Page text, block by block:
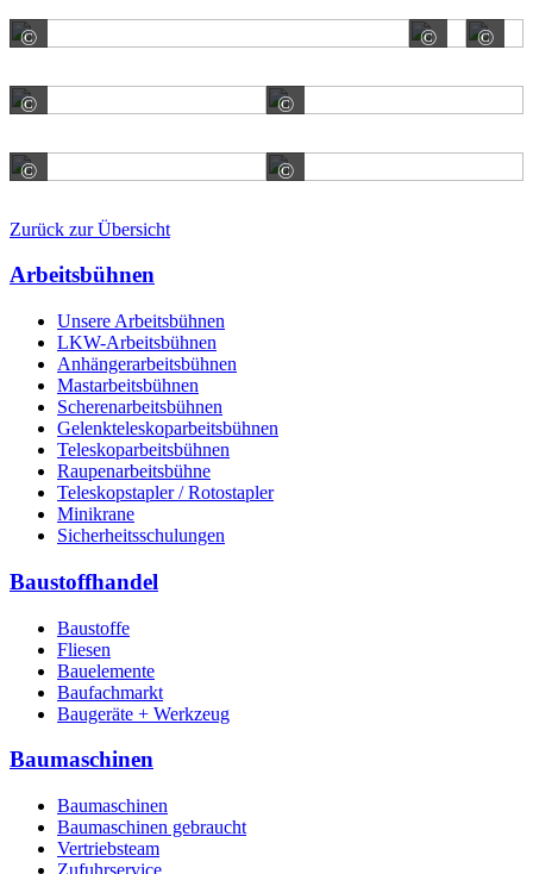
© © Gala-
©
© ©
© ©
Zurück zur Übersicht
Arbeitsbühnen
Unsere Arbeitsbühnen
LKW-Arbeitsbühnen
Anhängerarbeitsbühnen
Mastarbeitsbühnen
Scherenarbeitsbühnen
Gelenkteleskoparbeitsbühnen
Teleskoparbeitsbühnen
Raupenarbeitsbühne
Teleskopstapler / Rotostapler
Minikrane
Sicherheitsschulungen
Baustoffhandel
Baustoffe
Fliesen
Bauelemente
Baufachmarkt
Baugeräte + Werkzeug
Baumaschinen
Baumaschinen
Baumaschinen gebraucht
Vertriebsteam
Zufuhrservice